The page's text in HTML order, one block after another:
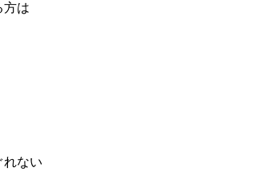
方は
れない